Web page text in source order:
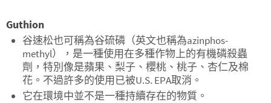
Guthion
谷速松也可稱為谷硫磷（英文也稱為azinphos-
methyl），是一種使用在多種作物上的有機磷殺蟲
劑，特別像是蘋果、梨子、櫻桃、桃子、杏仁及棉
花。不過許多的使用已被U.S. EPA取消。
它在環境中並不是一種持續存在的物質。